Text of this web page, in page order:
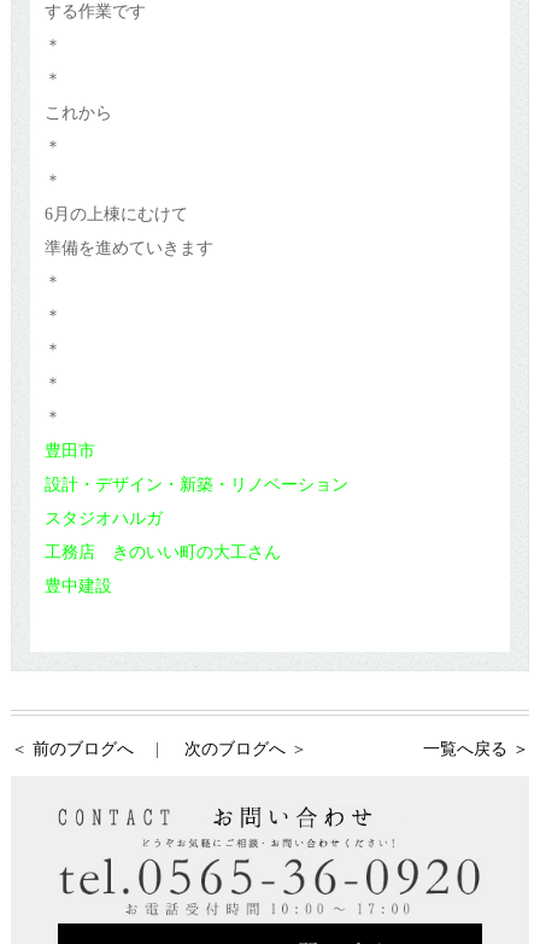
する作業です
＊
＊
これから
＊
＊
6月の上棟にむけて
準備を進めていきます
＊
＊
＊
＊
＊
豊田市
設計・デザイン・新築・リノベーション
スタジオハルガ
工務店 きのいい町の大工さん
豊中建設
前のブログへ 次のブログへ 一覧へ戻る ＞